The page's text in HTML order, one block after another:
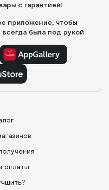
с гарантией!
приложение, чтобы
была под рукой
оплаты